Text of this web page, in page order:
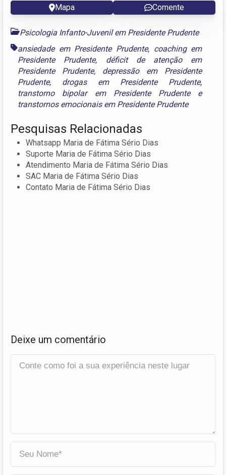
Mapa Comente
Psicologia Infanto-Juvenil em Presidente Prudente
ansiedade em Presidente Prudente, coaching em
Presidente Prudente, déficit de atenção em
Presidente Prudente, depressão em Presidente
Prudente, drogas em Presidente Prudente,
transtorno bipolar em Presidente Prudentee
transtornos emocionais em Presidente Prudente
Pesquisas Relacionadas
Whatsapp Maria de Fátima Sério Dias
Suporte Maria de Fátima Sério Dias
Atendimento Maria de Fátima Sério Dias
SAC Maria de Fátima Sério Dias
Contato Maria de Fátima Sério Dias
Deixe um comentário